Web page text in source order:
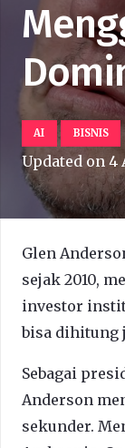
AI BISNIS
Updated on 4
Glen
sejak 2010,
investor
bisa dihitung
Sebagai
Anderson
sekunder.